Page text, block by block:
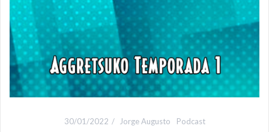
30/01/2022 Jorge Augusto Podcast